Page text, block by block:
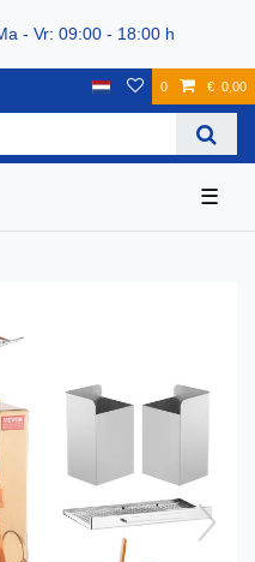
- Vr: 09:00 - 18:00 h
0 € 0,00
☰